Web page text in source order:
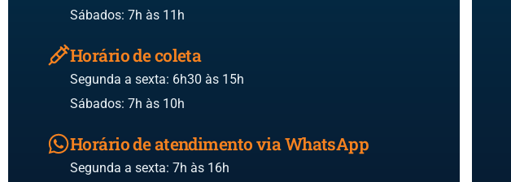
Sábados: 7h às 11h
Horário de coleta
Segunda a sexta: 6h30 às 15h
Sábados: 7h às 10h
Horário de atendimento via WhatsApp
Segunda a sexta: 7h às 16h